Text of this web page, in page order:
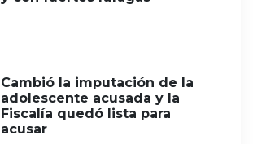
Cambió la imputación de la
adolescente acusada y la
Fiscalía quedó lista para
acusar